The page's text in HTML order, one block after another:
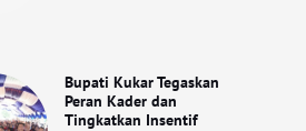
Bupati Kukar Tegaskan
Peran Kader dan
Tingkatkan Insentif